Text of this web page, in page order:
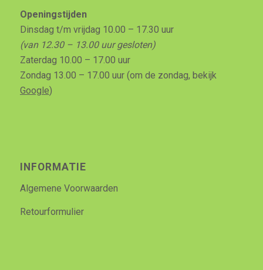
Openingstijden
Dinsdag t/m vrijdag 10.00 – 17.30 uur
(van 12.30 – 13.00 uur gesloten)
Zaterdag 10.00 – 17.00 uur
Zondag 13.00 – 17.00 uur (om de zondag, bekijk
Google)
INFORMATIE
Algemene Voorwaarden
Retourformulier